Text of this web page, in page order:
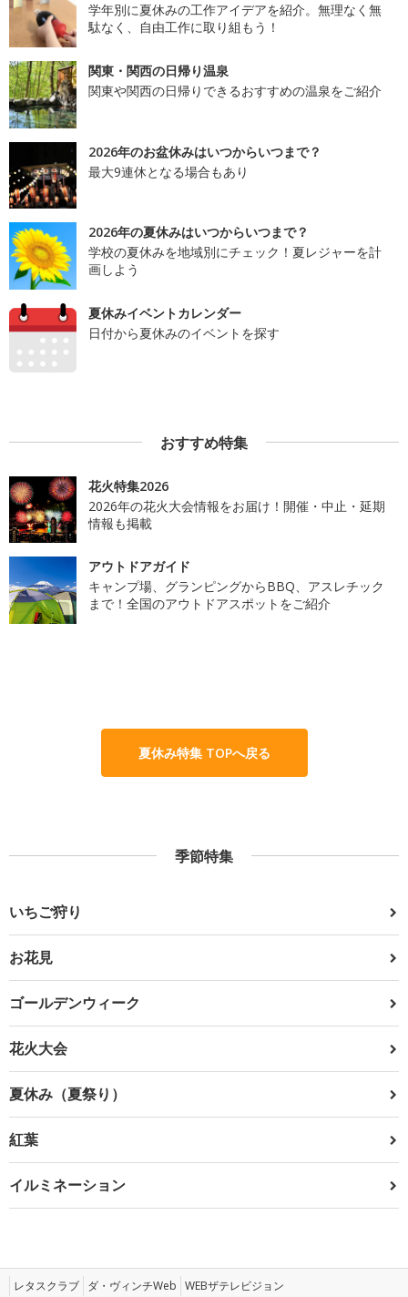
学年別に夏休みの工作アイデアを紹介。無理なく無
駄なく、自由工作に取り組もう！
関東・関西の日帰り温泉
関東や関西の日帰りできるおすすめの温泉をご紹介
2026年のお盆休みはいつからいつまで？
最大9連休となる場合もあり
2026年の夏休みはいつからいつまで？
学校の夏休みを地域別にチェック！夏レジャーを計
画しよう
夏休みイベントカレンダー
日付から夏休みのイベントを探す
おすすめ特集
花火特集2026
2026年の花火大会情報をお届け！開催・中止・延期
情報も掲載
アウトドアガイド
キャンプ場、グランピングからBBQ、アスレチック
まで！全国のアウトドアスポットをご紹介
夏休み特集 TOPへ戻る
季節特集
いちご狩り
お花見
ゴールデンウィーク
花火大会
夏休み（夏祭り）
紅葉
イルミネーション
レタスクラブ ダ・ヴィンチWeb WEBザテレビジョン